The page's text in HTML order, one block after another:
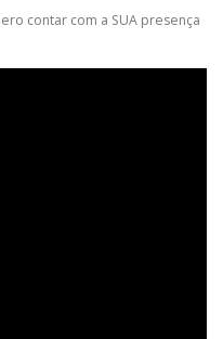
contar com a SUA presença